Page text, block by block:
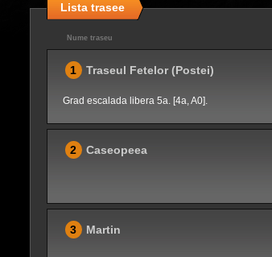
Lista trasee
Nume traseu
1 Traseul Fetelor (Postei)
Grad escalada libera 5a. [4a, A0].
2 Caseopeea
3 Martin